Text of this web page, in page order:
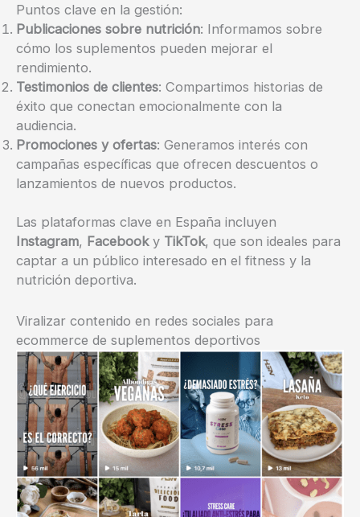
Puntos clave en la gestión:
Publicaciones sobre nutrición: Informamos sobre
cómo los suplementos pueden mejorar el
rendimiento.
Testimonios de clientes: Compartimos historias de
éxito que conectan emocionalmente con la
audiencia.
Promociones y ofertas: Generamos interés con
campañas específicas que ofrecen descuentos o
lanzamientos de nuevos productos.
Las plataformas clave en España incluyen
Instagram, Facebooky TikTok, que son ideales para
captar a un público interesado en el fitness y la
nutrición deportiva.
Viralizar contenido en redes sociales para
ecommerce de suplementos deportivos